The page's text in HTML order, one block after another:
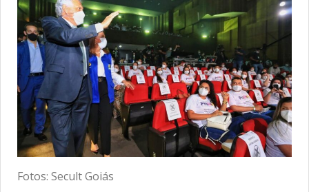
Fotos: Secult Goiás